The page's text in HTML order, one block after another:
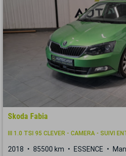
Skoda Fabia
III 1.0 TSI 95 CLEVER - CAMERA - SUIVI
2018 85500 km ESSENCE